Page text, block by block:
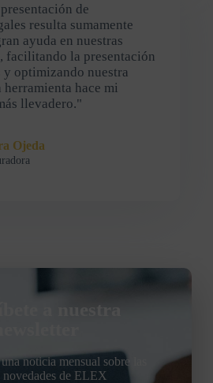
de
resulta sumamente
ayuda en nuestras
facilitando la presentación
y optimizando nuestra
hace mi
llevadero."
Ojeda
a nuestra
noticia mensual sobre las
novedades de ELEX